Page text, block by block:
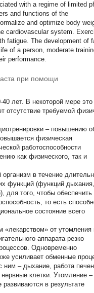
with a regime of limited
and functions of the
and optimize body
cardiovascular system.
fatigue. The development of
of a person, moderate
performance.
при помощи
лет. В некоторой мере это
отсутствие требуемой
– повышению
физическая
работоспособности
как физического, так и
в течение
функций (функций дыхания,
для того, чтобы обеспечить
то есть
состояние всего
«лекарством» от утомления
аппарата резко
Одновременно
усиливает обменные
ним – дыхание, работа
клетки. Утомление –
в результате